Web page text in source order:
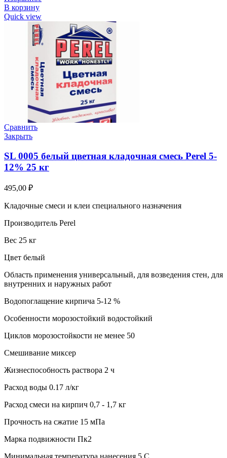
В корзину
Quick view
Сравнить
Закрыть
SL 0005 белый цветная кладочная смесь Perel 5-
12% 25 кг
495,00 ₽
Кладочные смеси и клеи специального назначения
Производитель Perel
Вес 25 кг
Цвет белый
Область применения универсальный, для возведения стен, для
внутренних и наружных работ
Водопоглащение кирпича 5-12 %
Особенности морозостойкий водостойкий
Циклов морозостойкости не менее 50
Смешивание миксер
Жизнеспособность раствора 2 ч
Расход воды 0.17 л/кг
Расход смеси на кирпич 0,7 - 1,7 кг
Прочность на сжатие 15 мПа
Марка подвижности Пк2